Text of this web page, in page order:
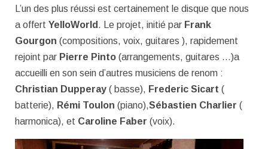
L’un des plus réussi est certainement le disque que nous
a offert YelloWorld . Le projet, initié par Frank
Gourgon (compositions, voix, guitares ), rapidement
rejoint par Pierre Pinto (arrangements, guitares …)a
accueilli en son sein d’autres musiciens de renom :
Christian Dupperay ( basse), Frederic Sicart (
batterie), Rémi Toulon (piano),Sébastien Charlier (
harmonica), et Caroline Faber (voix).